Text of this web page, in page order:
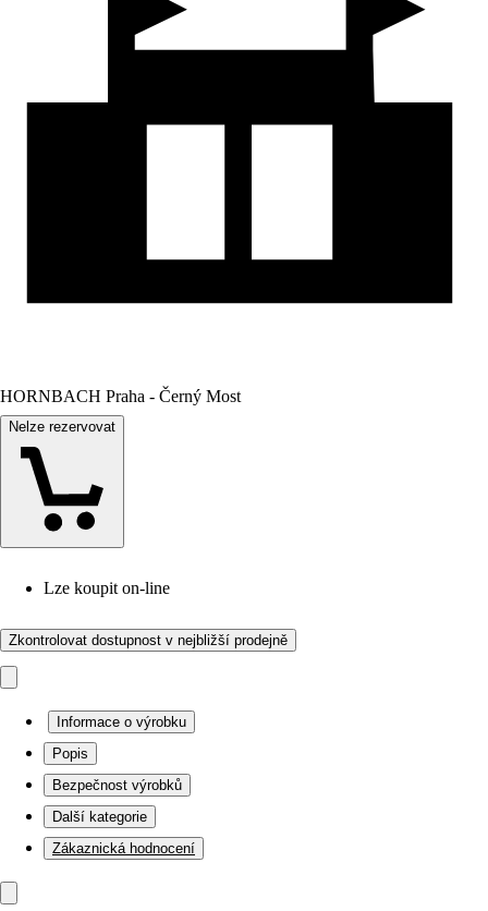
HORNBACH Praha - Černý Most
Nelze rezervovat
Lze koupit on-line
Zkontrolovat dostupnost v nejbližší prodejně
Informace o výrobku
Popis
Bezpečnost výrobků
Další kategorie
Zákaznická hodnocení